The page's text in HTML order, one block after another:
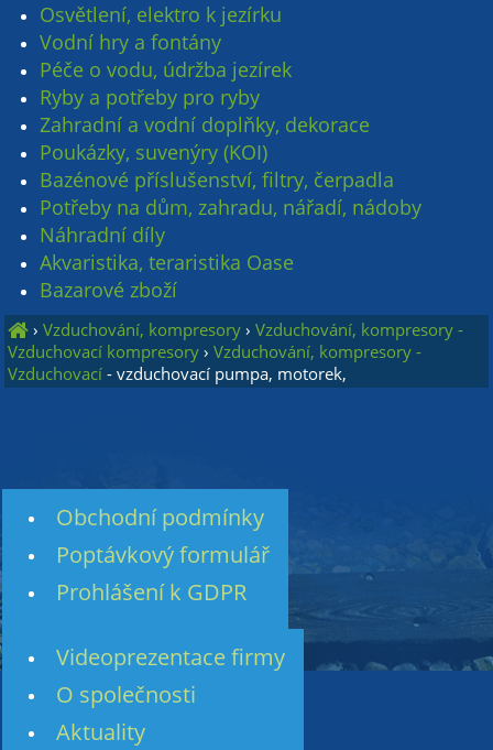
Osvětlení, elektro k jezírku
Vodní hry a fontány
Péče o vodu, údržba jezírek
Ryby a potřeby pro ryby
Zahradní a vodní doplňky, dekorace
Poukázky, suvenýry (KOI)
Bazénové příslušenství, filtry, čerpadla
Potřeby na dům, zahradu, nářadí, nádoby
Náhradní díly
Akvaristika, teraristika Oase
Bazarové zboží
›Vzduchování, kompresory ›Vzduchování, kompresory -
Vzduchovací kompresory ›Vzduchování, kompresory -
Vzduchovací - vzduchovací pumpa, motorek,
Obchodní podmínky
Poptávkový formulář
Prohlášení k GDPR
Videoprezentace firmy
O společnosti
Aktuality